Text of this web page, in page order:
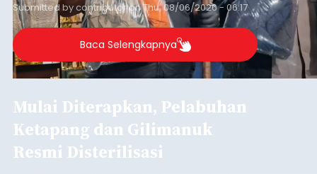
Submitted bycontributoronThu, 08/06/2026 - 06:17
Baca Selengkapnya
Mulai Diterapkan, Pelabuhan
Ketapang dan Gilimanuk
Resmi Disterilisasi